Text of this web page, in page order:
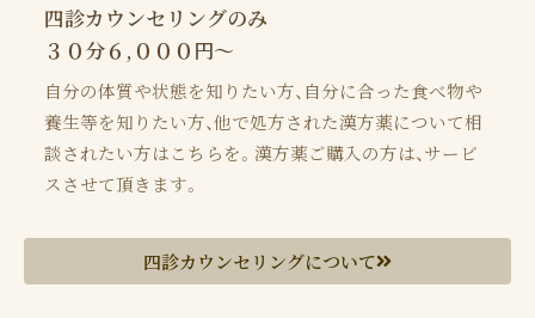
四診カウンセリングのみ
３０分６,０００円〜
自分の体質や状態を知りたい方、自分に合った食べ物や
養生等を知りたい方、他で処方された漢方薬について相
談されたい方はこちらを。漢方薬ご購入の方は、サービ
スさせて頂きます。
四診カウンセリングについて